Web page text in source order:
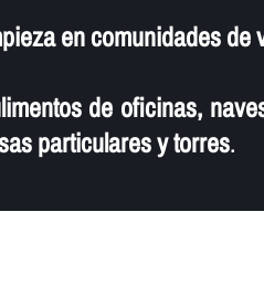
en comunidades de
de oficinas,
particulares y torres.